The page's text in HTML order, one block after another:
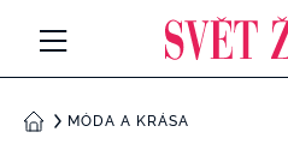
DOMŮMÓDA A KRÁSA